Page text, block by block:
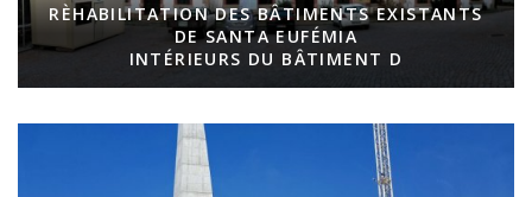
RÈHABILITATION DES BÂTIMENTS EXISTANTS
DE SANTA EUFÉMIA
INTÉRIEURS DU BÂTIMENT D